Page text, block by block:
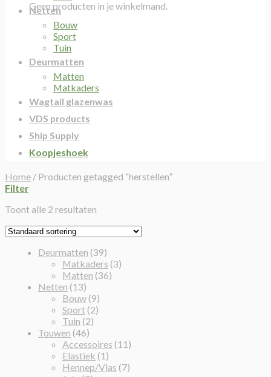
Geen producten in je winkelmand.
Netten
Bouw
Sport
Tuin
Deurmatten
Matten
Matkaders
Wagtail glazenwas
VDS products
Ship Supply
Koopjeshoek
Home / Producten getagged “herstellen”
Filter
Toont alle 2 resultaten
Deurmatten (39)
Matkaders (3)
Matten (36)
Netten (13)
Bouw (9)
Sport (2)
Tuin (2)
Touwen (46)
Accessoires (11)
Elastiek (1)
Hennep/Vlas (7)